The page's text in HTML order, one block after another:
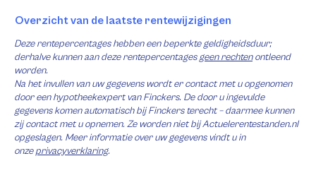
Overzicht van de laatste rentewijzigingen
Deze rentepercentages hebben een beperkte geldigheidsduur;
derhalve kunnen aan deze rentepercentagesgeen rechtenontleend
worden.
Na het invullen van uw gegevens wordt er contact met u opgenomen
door een hypotheekexpert van Finckers. De door u ingevulde
gegevens komen automatisch bij Finckers terecht – daarmee kunnen
zij contact met u opnemen. Ze worden niet bij Actuelerentestanden.nl
opgeslagen. Meer informatie over uw gegevens vindt u in
onzeprivacyverklaring.